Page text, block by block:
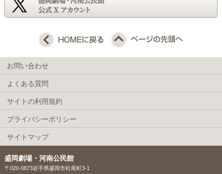
お問い合わせ
よくある質問
サイトの利用規約
プライバシーポリシー
サイトマップ
盛岡劇場・河南公民館
〒020-0873岩手県盛岡市松尾町3-1